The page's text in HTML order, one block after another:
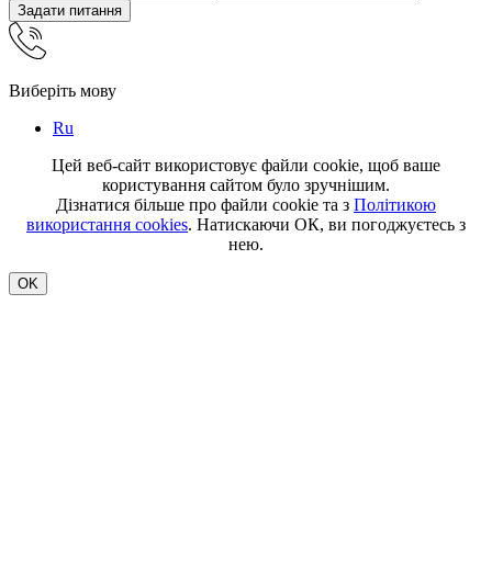
Задати питання
Виберіть мову
Ru
Цей веб-сайт використовує файли cookie, щоб ваше
користування сайтом було зручнішим.
Дізнатися більше про файли cookie та з Політикою
використання cookies. Натискаючи ОК, ви погоджуєтесь з
нею.
OK